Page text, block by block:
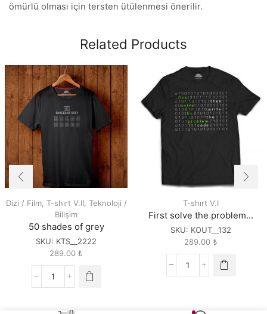
ömürlü olması için tersten ütülenmesi önerilir.
Related Products
Dizi / Film, T-shırt V.II, Teknoloji /
Bilişim
50 shades of grey
SKU: KTS__2222
289.00 ₺
50
T-shırt V.I
First solve the problem…
SKU: KOUT__132
289.00 ₺
First